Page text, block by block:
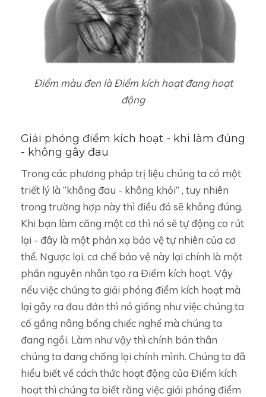
Điểm màu đen là Điểm kích hoạt đang hoạt
động
Giải phóng điểm kích hoạt - khi làm đúng
- không gây đau
Trong các phương pháp trị liệu chúng ta có một
triết lý là “không đau - không khỏi” , tuy nhiên
trong trường hợp này thì điều đó sẽ không đúng.
Khi bạn làm căng một cơ thì nó sẽ tự động co rút
lại - đây là một phản xạ bảo vệ tự nhiên của cơ
thể. Ngược lại, cơ chế bảo vệ này lại chính là một
phần nguyên nhân tạo ra Điểm kích hoạt. Vậy
nếu việc chúng ta giải phóng điểm kích hoạt mà
lại gây ra đau đớn thì nó giống như việc chúng ta
cố gắng nâng bổng chiếc nghế mà chúng ta
đang ngồi. Làm như vậy thì chính bản thân
chúng ta đang chống lại chính mình. Chúng ta đã
hiểu biết về cách thức hoạt động của Điểm kích
hoạt thì chúng ta biết rằng việc giải phóng điểm